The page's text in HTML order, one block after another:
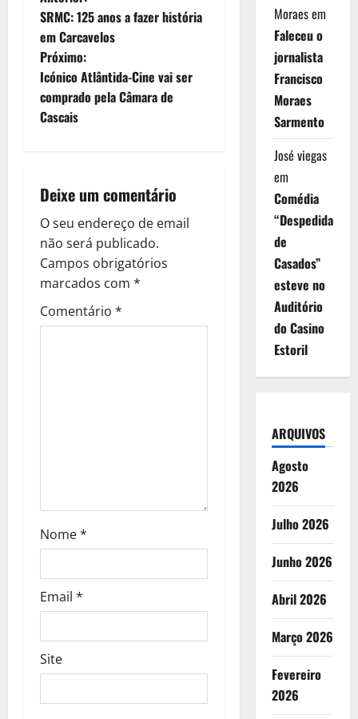
a
v
e
ç
ã
o
d
g
o
s
SRMC: 125 anos a fazer história
em Carcavelos
Próximo:
Icónico Atlântida-Cine vai ser
comprado pela Câmara de
Cascais
Deixe um comentário
O seu endereço de email
não será publicado.
Campos obrigatórios
marcados com *
Comentário *
Nome*
Email *
Site
Moraesem
Faleceu o
jornalista
Francisco
Moraes
Sarmento
José viegas
em
Comédia
“Despedida
de
Casados”
esteve no
Auditório
do Casino
Estoril
ARQUIVOS
Agosto
2026
Julho 2026
Junho 2026
Abril 2026
Março 2026
Fevereiro
2026